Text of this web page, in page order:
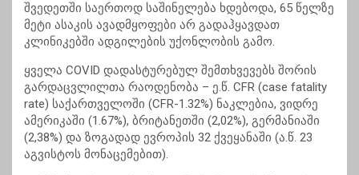
შვედეთში საერთოდ საშინელება ხდებოდა, 65 წელზე
მეტი ასაკის ავადმყოფები არ გადაჰყავდათ
კლინიკებში ადგილების უქონლობის გამო.
ყველა COVID დადასტურებულ შემთხვევებს შორის
გარდაცვლილთა რაოდენობა – ე.წ. CFR (case fatality
rate) საქართველოში (CFR-1.32%) ნაკლებია, ვიდრე
ამერიკაში (1.67%), ბრიტანეთში (2,02%), გერმანიაში
(2,38%) და ზოგადად ევროპის 32 ქვეყანაში (ა.წ. 23
აგვისტოს მონაცემებით).